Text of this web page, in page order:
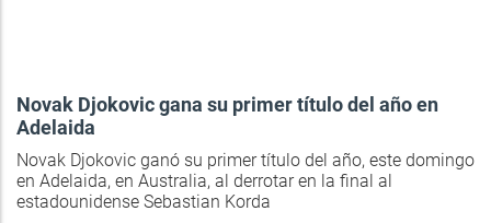
Novak Djokovic gana su primer título del año en
Adelaida
Novak Djokovic ganó su primer título del año, este domingo
en Adelaida, en Australia, al derrotar en la final al
estadounidense Sebastian Korda